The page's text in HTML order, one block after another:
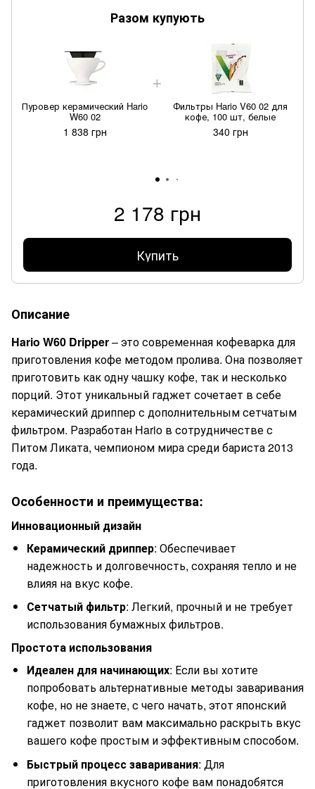
Разом купують
Пуровер керамический Hario
W60 02
1 838 грн
Фильтры Hario V60 02 для
кофе, 100 шт, белые
340 грн
2 178 грн
Купить
Описание
Hario W60 Dripper– это современная кофеварка для
приготовления кофе методом пролива. Она позволяет
приготовить как одну чашку кофе, так и несколько
порций. Этот уникальный гаджет сочетает в себе
керамический дриппер с дополнительным сетчатым
фильтром. Разработан Hario в сотрудничестве с
Питом Ликата, чемпионом мира среди бариста 2013
года.
Особенности и преимущества:
Инновационный дизайн
Керамический дриппер: Обеспечивает
надежность и долговечность, сохраняя тепло и не
влияя на вкус кофе.
Сетчатый фильтр: Легкий, прочный и не требует
использования бумажных фильтров.
Простота использования
Идеален для начинающих: Если вы хотите
попробовать альтернативные методы заваривания
кофе, но не знаете, с чего начать, этот японский
гаджет позволит вам максимально раскрыть вкус
вашего кофе простым и эффективным способом.
Быстрый процесс заваривания: Для
приготовления вкусного кофе вам понадобятся